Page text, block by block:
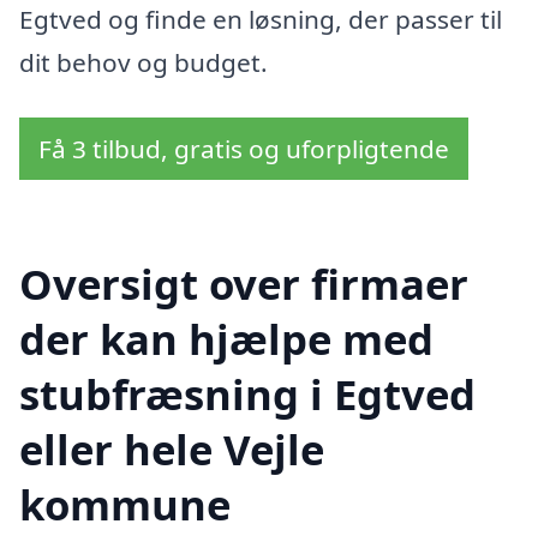
Egtved og finde en løsning, der passer til
dit behov og budget.
Få 3 tilbud, gratis og uforpligtende
Oversigt over firmaer
der kan hjælpe med
stubfræsning i Egtved
eller hele Vejle
kommune